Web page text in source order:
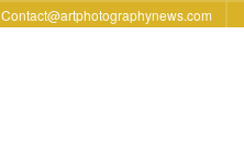
Contact@artphotographynews.com